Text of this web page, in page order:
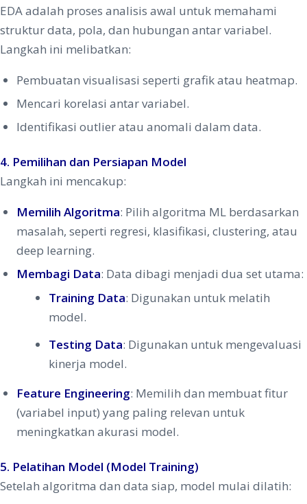
EDA adalah proses analisis awal untuk memahami
struktur data, pola, dan hubungan antar variabel.
Langkah ini melibatkan:
Pembuatan visualisasi seperti grafik atau heatmap.
Mencari korelasi antar variabel.
Identifikasi outlier atau anomali dalam data.
4. Pemilihan dan Persiapan Model
Langkah ini mencakup:
Memilih Algoritma: Pilih algoritma ML berdasarkan
masalah, seperti regresi, klasifikasi, clustering, atau
deep learning.
Membagi Data: Data dibagi menjadi dua set utama:
Training Data: Digunakan untuk melatih
model.
Testing Data: Digunakan untuk mengevaluasi
kinerja model.
Feature Engineering: Memilih dan membuat fitur
(variabel input) yang paling relevan untuk
meningkatkan akurasi model.
5. Pelatihan Model (Model Training)
Setelah algoritma dan data siap, model mulai dilatih: